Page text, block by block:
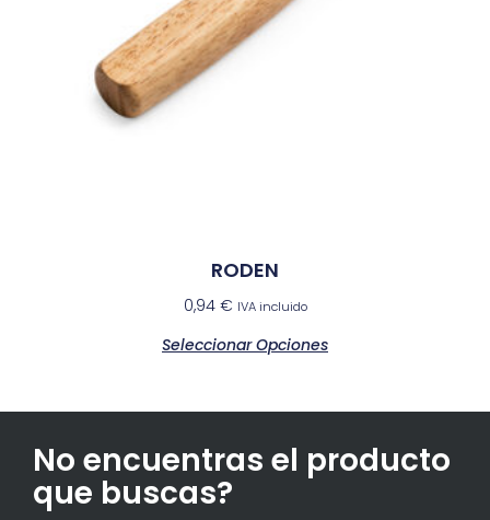
RODEN
0,94 € IVA incluido
Seleccionar Opciones
No encuentras el producto
que buscas?